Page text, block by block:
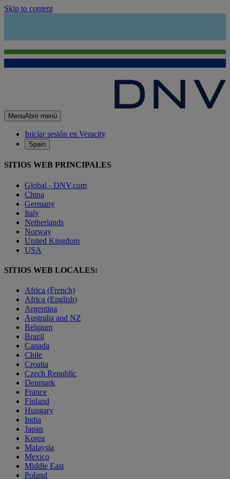
Skip to content
MenuAbrir menú
Iniciar sesión en Veracity
Spain
SITIOS WEB PRINCIPALES
Global - DNV.com
China
Germany
Italy
Netherlands
Norway
United Kingdom
USA
SITIOS WEB LOCALES:
Africa (French)
Africa (English)
Argentina
Australia and NZ
Belgium
Brazil
Canada
Chile
Croatia
Czech Republic
Denmark
France
Finland
Hungary
India
Japan
Korea
Malaysia
Mexico
Middle East
Poland